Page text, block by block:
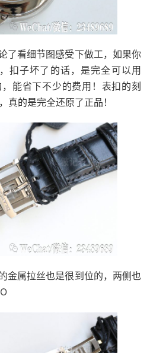
了看细节图感受下做工，如果你
扣子坏了的话，是完全可以用
能省下不少的费用！表扣的刻
真的是完全还原了正品！
金属拉丝也是很到位的，两侧也